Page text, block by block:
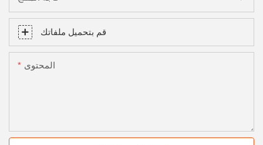
قم بتحميل ملفاتك
المحتوى